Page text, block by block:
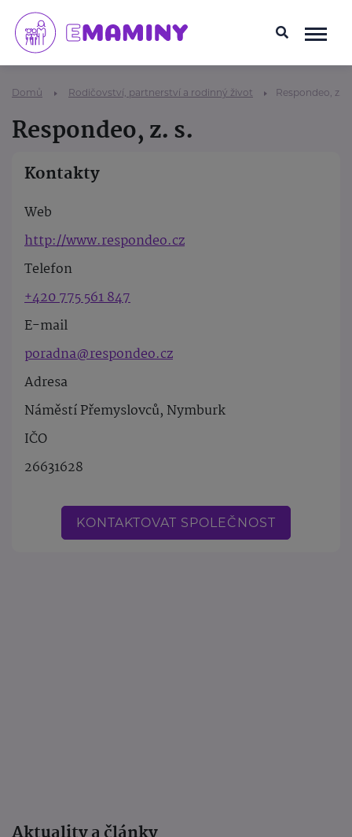
Domů Rodičovství, partnerství a rodinný život Respondeo, z. s.
Respondeo, z. s.
Kontakty
Web
http://www.respondeo.cz
Telefon
+420 775 561 847
E-mail
poradna@respondeo.cz
Adresa
Náměstí Přemyslovců, Nymburk
IČO
26631628
KONTAKTOVAT SPOLEČNOST